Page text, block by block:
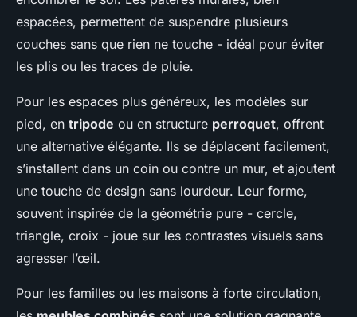
espacées, permettent de suspendre plusieurs
couches sans que rien ne touche - idéal pour éviter
les plis ou les traces de pluie.
Pour les espaces plus généreux, les modèles sur
pied, en tripode ou en structure perroquet, offrent
une alternative élégante. Ils se déplacent facilement,
s’installent dans un coin ou contre un mur, et ajoutent
une touche de design sans lourdeur. Leur forme,
souvent inspirée de la géométrie pure - cercle,
triangle, croix - joue sur les contrastes visuels sans
agresser l’œil.
Pour les familles ou les maisons à forte circulation,